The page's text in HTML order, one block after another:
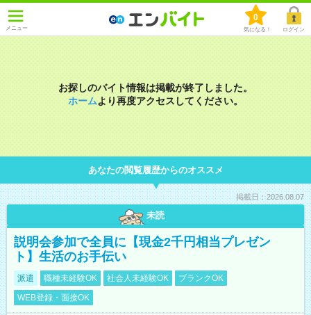
メニュー
0
気になる！ ログイン
お探しのバイト情報は掲載が終了しました。
ホームより再度アクセスしてください。
あなたの閲覧履歴からのオススメ
掲載日：2026.08.07
未読
説明会参加で全員に【現金2千円相当プレゼン
ト】生活のお手伝い
派遣 職種未経験OK 社会人未経験OK
ブランクOK
WEB登録・面接OK